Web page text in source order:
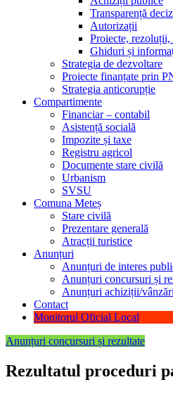
Transparență
Autorizații
Proiecte, rezoluții,
Ghiduri și
Strategia de dezvoltare
Proiecte finanțate prin
Strategia anticorupție
Compartimente
Financiar – contabil
Asistență socială
Impozite și taxe
Registru agricol
Documente stare civilă
Urbanism
SVSU
Comuna Meteș
Stare civilă
Prezentare generală
Atracții turistice
Anunțuri
Anunțuri de interes
Anunțuri concursuri și
Anunțuri achiziții/
Contact
Monitorul Oficial Local
Anunțuri concursuri și rezultate
Rezultatul proceduri